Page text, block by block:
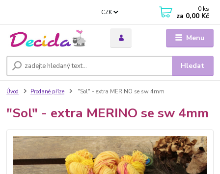
Menu
CZK
Hledat
0 ks
za 0,00 Kč
Úvod Prodané příze "Sol" - extra MERINO se sw 4mm
"Sol" - extra MERINO se sw 4mm